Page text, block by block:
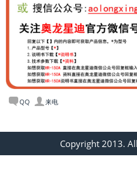
QQ 来电
Copyright 2013.